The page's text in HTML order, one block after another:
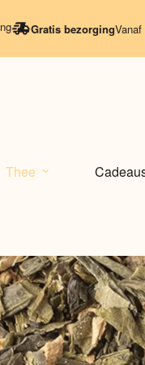
Gratis bezorgingVanaf 50
Thee